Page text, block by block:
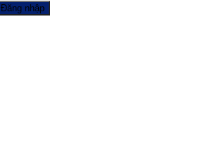
Đăng nhập